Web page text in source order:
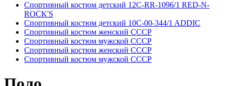
Спортивный костюм детский 12C-RR-1096/1 RED-N-
ROCK'S
Спортивный костюм детский 10C-00-344/1 ADDIC
Спортивный костюм женский СССР
Спортивный костюм мужской СССР
Спортивный костюм женский СССР
Спортивный костюм мужской СССР